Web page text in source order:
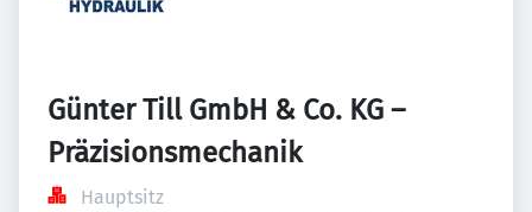
Günter Till GmbH & Co. KG –
Präzisionsmechanik
Hauptsitz